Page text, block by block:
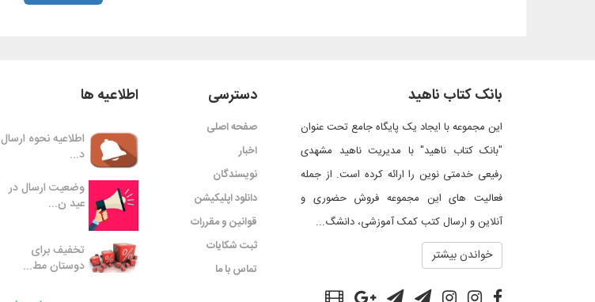
بانک کتاب ناهید
این مجموعه با ایجاد یک پایگاه جامع تحت عنوان
"بانک کتاب ناهید" با مدیریت ناهید مشهدی
رفیعی خدمتی نوین را ارائه کرده است. از جمله
فعالیت های این مجموعه فروش حضوری و
آنلاین و ارسال کتب کمک آموزشی، دانشگ...
خواندن بیشتر
دسترسی
صفحه اصلی
اخبار
نویسندگان
دانلود اپلیکیشن
قوانین و مقررات
ثبت شکایات
تماس با ما
اطلاعیه ها
اطلاعیه نحوه ارسال
د...
وضعیت ارسال در
عید ن...
تخفیف برای
دوستان مط...